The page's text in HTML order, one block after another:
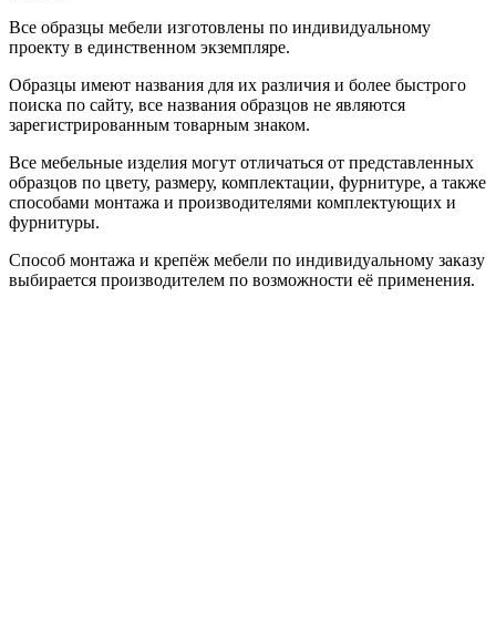
Все образцы мебели изготовлены по индивидуальному
проекту в единственном экземпляре.
Образцы имеют названия для их различия и более быстрого
поиска по сайту, все названия образцов не являются
зарегистрированным товарным знаком.
Все мебельные изделия могут отличаться от представленных
образцов по цвету, размеру, комплектации, фурнитуре, а также
способами монтажа и производителями комплектующих и
фурнитуры.
Способ монтажа и крепёж мебели по индивидуальному заказу
выбирается производителем по возможности её применения.